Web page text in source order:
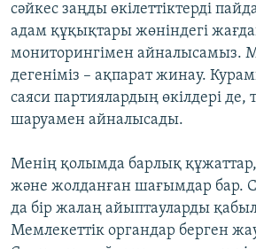
сәйкес заңды өкілеттіктерді
адам құқықтары жөніндегі
мониторингімен айналысамыз.
дегеніміз – ақпарат жинау.
саяси партиялардың өкілдері де,
шаруамен айналысады.
Менің қолымда барлық құжаттар,
және жолданған шағымдар бар.
да бір жалаң айыптауларды
Мемлекеттік органдар берген